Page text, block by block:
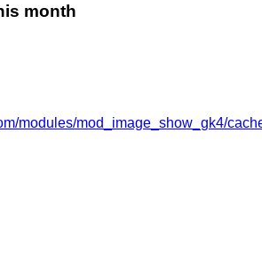
month
modules/mod_image_show_gk4/